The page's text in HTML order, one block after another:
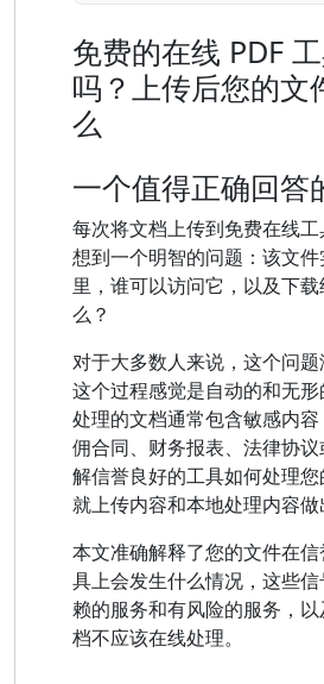
免费的在线 PDF
吗？上传后您的文
么
一个值得正确回答
每次将文档上传到免费在线
想到一个明智的问题：该文
里，谁可以访问它，以及下
么？
对于大多数人来说，这个问
这个过程感觉是自动的和无
处理的文档通常包含敏感内
佣合同、财务报表、法律协
解信誉良好的工具如何处理
就上传内容和本地处理内容做
本文准确解释了您的文件在
具上会发生什么情况，这些
赖的服务和有风险的服务，
档不应该在线处理。